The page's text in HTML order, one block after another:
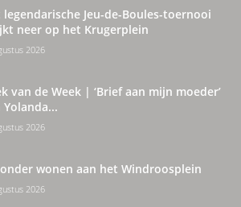
legendarische Jeu-de-Boules-toernooi
neer op het Krugerplein
2026
van de Week | ‘Brief aan mijn moeder’
Yolanda...
2026
wonen aan het Windroosplein
2026